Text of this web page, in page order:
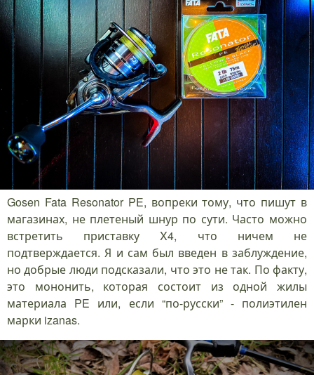
Gosen Fata Resonator PE, вопреки тому, что пишут в
магазинах, не плетеный шнур по сути. Часто можно
встретить приставку X4, что ничем не
подтверждается. Я и сам был введен в заблуждение,
но добрые люди подсказали, что это не так. По факту,
это мононить, которая состоит из одной жилы
материала PE или, если “по-русски” - полиэтилен
марки izanas.